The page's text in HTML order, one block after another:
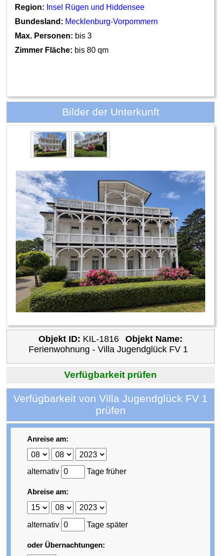
Region: Insel Rügen und Hiddensee
Bundesland: Mecklenburg-Vorpommern
Max. Personen: bis 3
Zimmer Fläche: bis 80 qm
Bilder der Unterkunft
Objekt ID: KIL-1816
Objekt Name:
Ferienwohnung - Villa Jugendglück FV 1
Verfügbarkeit prüfen
Verfügbarkeit von Villa Jugendglück FV 1
prüfen
Anreise am:
alternativ Tage früher
Abreise am:
alternativ Tage später
oder Übernachtungen: